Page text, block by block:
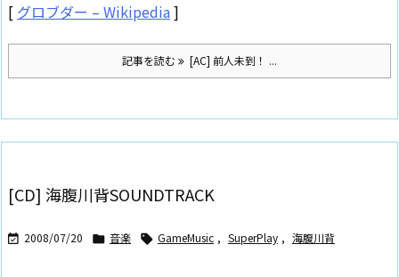
[ グロブダー – Wikipedia]
記事を読む [AC] 前人未到！ ...
[CD] 海腹川背SOUNDTRACK
 2008/07/20  音楽  GameMusic , SuperPlay , 海腹川背